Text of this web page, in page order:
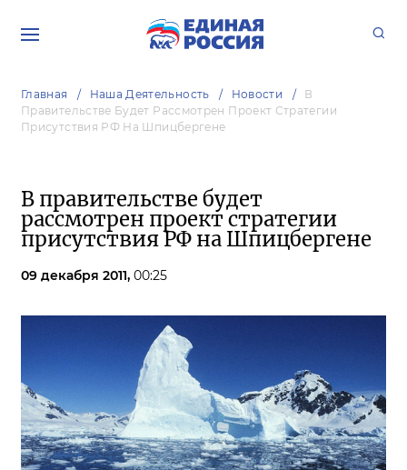
Главная Наша Деятельность Новости
В
Правительстве Будет Рассмотрен Проект Стратегии
Присутствия РФ На Шпицбергене
В правительстве будет
рассмотрен проект стратегии
присутствия РФ на Шпицбергене
09 декабря 2011, 00:25